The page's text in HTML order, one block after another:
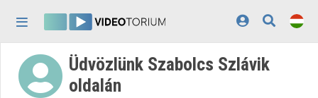
Kezdőlap
Bejelentkezés
Üdvözlünk Szabolcs Szlávik
oldalán